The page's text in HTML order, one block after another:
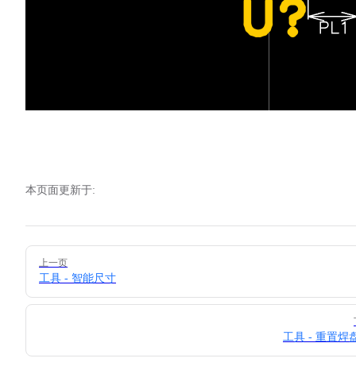
本页面更新于:
Pager
上一页
工具 - 智能尺寸
工具 - 重置焊